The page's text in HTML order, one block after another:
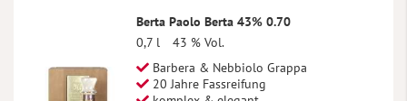
Berta Paolo Berta 43% 0.70
0,7 l
43 % Vol.
Barbera & Nebbiolo Grappa
20 Jahre Fassreifung